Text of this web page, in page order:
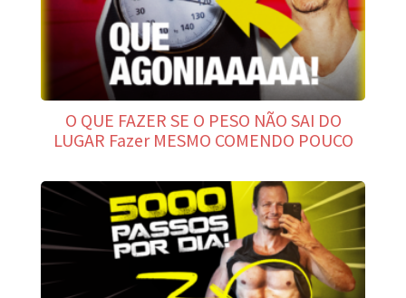
O QUE FAZER SE O PESO NÃO SAI DO
LUGAR Fazer MESMO COMENDO POUCO